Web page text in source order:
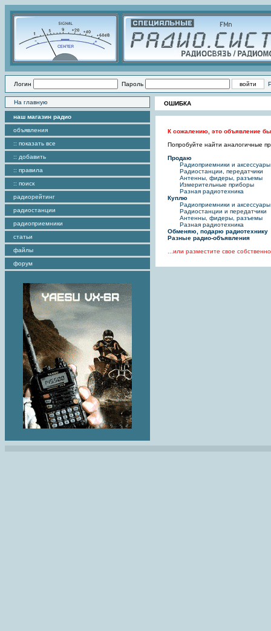
Логин Пароль
На главную
наш магазин радио
объявления
:: показать все
:: добавить
:: правила
:: поиск
радиорейтинг
радиостанции
радиоприемники
статьи
файлы
форум
ОШИБКА
К сожалению, это объявление
Попробуйте найти аналогичные
Продаю
Радиоприемники и аксессуары
Радиостанции, передатчики
Антенны, фидеры, разъемы
Измерительные приборы
Разная радиотехника
Куплю
Радиоприемники и аксессуары
Радиостанции и передатчики
Антенны, фидеры, разъемы
Разная радиотехника
Обменяю, подарю радиотехнику
Разные радио-объявления
...или разместите свое